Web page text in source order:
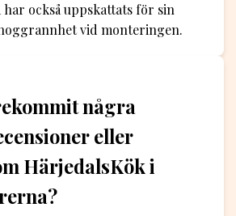
också uppskattats för sin
vid monteringen.
några
eller
HärjedalsKök i